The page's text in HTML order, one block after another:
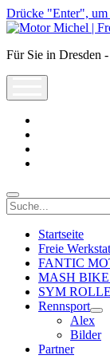
Drücke "Enter", um
Motor
|
in
Für Sie in Dresden
Suche
Startseite
Freie
FANTIC
MASH
SYM
Rennsport
Alex
Bilder
Partner